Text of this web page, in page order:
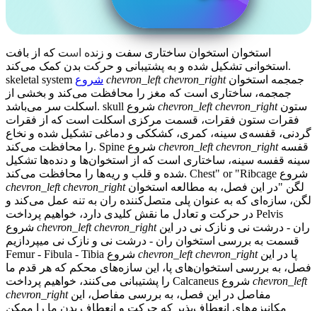
استخوان استخوان ساختاری سفت و زنده است که از بافت
استخوانی تشکیل شده و به پشتیبانی و حرکت بدن کمک می‌کند.
skeletal system شروع chevron_left chevron_right جمجمه استخوان
جمجمه، ساختاری است که مغز را محافظت می‌کند و بخشی از
اسکلت سر می‌باشد. skull شروع chevron_left chevron_right ستون
فقرات ستون فقرات، قسمت مرکزی اسکلت است که از فقرات
گردنی، قفسه‌ی سینه، کمری، کشککی و دماغی تشکیل شده و نخاع
را محافظت می‌کند. Spine شروع chevron_left chevron_right قفسه
سینه قفسه سینه، ساختاری است که از استخوان‌ها و دنده‌ها تشکیل
شده و قلب و ریه‌ها را محافظت می‌کند. Chest" or "Ribcage شروع
chevron_left chevron_right لگن "در این فصل، به مطالعه استخوان
لگن، سازه‌ای که به عنوان پلی متصل‌کننده ران به تنه عمل می‌کند و
در حرکت و تعادل ما نقش کلیدی دارد، خواهیم پرداخت Pelvis
شروع chevron_left chevron_right ران - درشت نی و نازک نی در این
قسمت به بررسی استخوان ران - درشت نی و نازک نی میپردازیم
Femur - Fibula - Tibia شروع chevron_left chevron_right پا در این
فصل، به بررسی استخوان‌های پا، این سازه‌های محکم که هر قدم ما
را پشتیبانی می‌کنند، خواهیم پرداخت Calcaneus شروع chevron_left
chevron_right
مفاصل در این فصل، به بررسی مفاصل، این
مکانیزم‌های انعطاف‌پذیر که حرکت و انعطاف بدن ما را ممکن